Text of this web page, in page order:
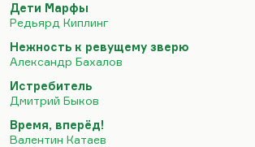
романы и психологические. А
по дому, кто-то должен подметать,
Марфы идёт роман
он не появился— понять довольно
что большая часть того труда,
смысл в России воспевать, то есть
военных, летчиков, ракетчиков и
Дети Марфы
Редьярд Киплинг
Нежность к ревущему зверю
Александр Бахалов
Истребитель
Дмитрий Быков
Время, вперёд!
Валентин Катаев